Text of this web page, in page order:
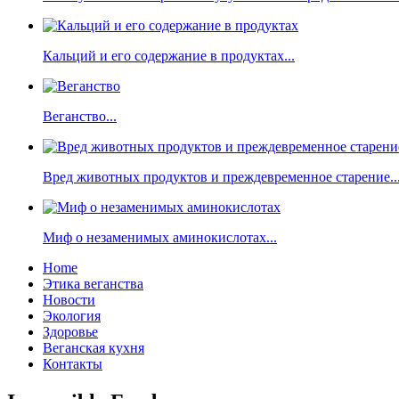
Кальций и его содержание в продуктах...
Веганство...
Вред животных продуктов и преждевременное
Миф о незаменимых аминокислотах...
Home
Этика веганства
Новости
Экология
Здоровье
Веганская кухня
Контакты